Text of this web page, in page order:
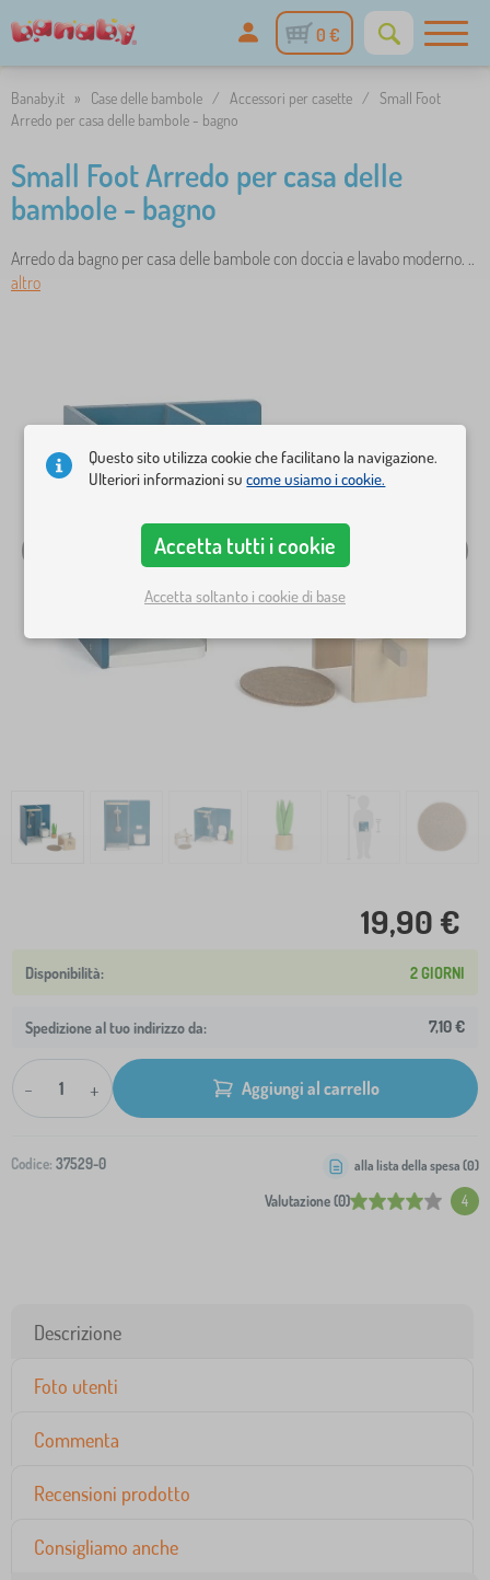
0 €
Banaby.it » Case delle bambole / Accessori per casette / Small Foot
Arredo per casa delle bambole - bagno
Small Foot Arredo per casa delle
bambole - bagno
Arredo da bagno per casa delle bambole con doccia e lavabo moderno. ..
altro
19,90 €
2 GIORNI
Spedizione al tuo indirizzo da: 7,10 €
- + Aggiungi al carrello
Codice: 37529-0
Valutazione (0) 4
alla lista della spesa (0)
Descrizione
Foto utenti
Commenta
Recensioni prodotto
Consigliamo anche
Questo sito utilizza cookie che facilitano la navigazione.
Ulteriori informazioni sucome usiamo i cookie.
Accetta tutti i cookie
Accetta soltanto i cookie di base